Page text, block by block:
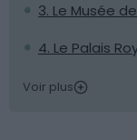
3. Le Musée
4. Le Palais
Voir plus